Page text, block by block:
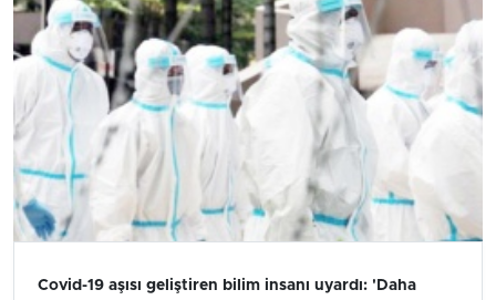
Covid-19 aşısı geliştiren bilim insanı uyardı: 'Daha